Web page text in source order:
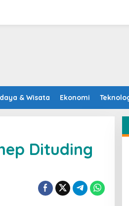
& Wisata Ekonomi
Dituding